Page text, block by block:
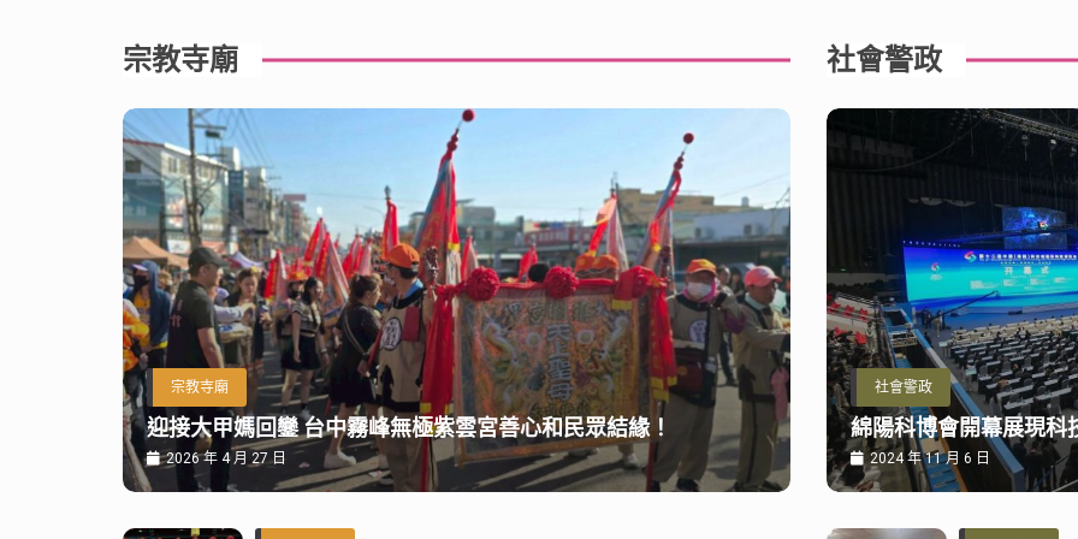
宗教寺廟
宗教寺廟
迎接大甲媽回鑾 台中霧峰無極紫雲宮善心和民眾結緣！
2026 年 4 月 27 日
社會警政
社會警政
綿陽科博會開幕展現科
2024 年 11 月 6 日